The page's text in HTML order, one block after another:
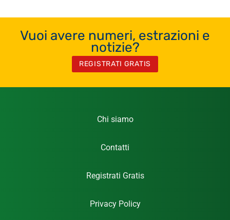
Vuoi avere numeri, estrazioni e
notizie?
REGISTRATI GRATIS
Chi siamo
Contatti
Registrati Gratis
Privacy Policy